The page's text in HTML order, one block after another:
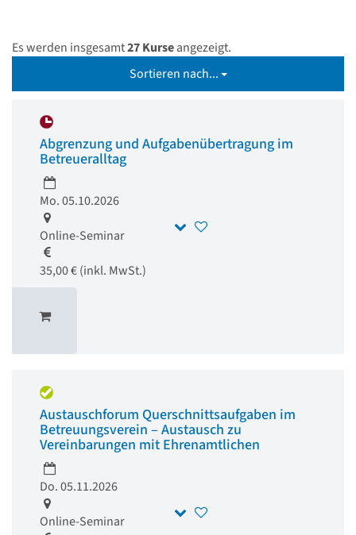
Es werden insgesamt27 Kurseangezeigt.
Sortieren nach...
Abgrenzung und Aufgabenübertragung im
Betreueralltag
Mo. 05.10.2026
Online-Seminar
35,00 € (inkl. MwSt.)
Austauschforum Querschnittsaufgaben im
Betreuungsverein – Austausch zu
Vereinbarungen mit Ehrenamtlichen
Do. 05.11.2026
Online-Seminar